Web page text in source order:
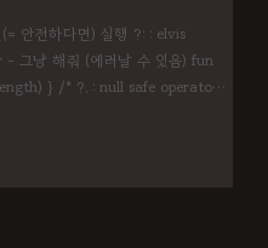
안전하다면) 실행 ?: : elvis
그냥 해줘 (에러날 수 있음) fun
} /* ?. : null safe operator